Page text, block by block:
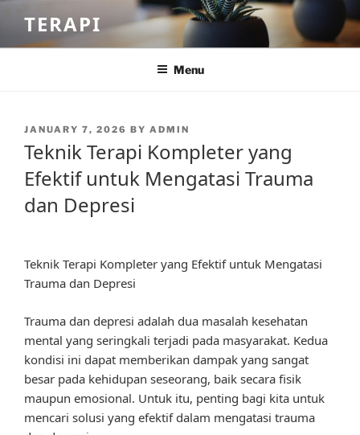
content
TERAPI
Menu
POSTED
JANUARY 7, 2026 BY ADMIN
Teknik Terapi Kompleter yang
Efektif untuk Mengatasi Trauma
dan Depresi
Teknik Terapi Kompleter yang Efektif untuk Mengatasi
Trauma dan Depresi
Trauma dan depresi adalah dua masalah kesehatan
mental yang seringkali terjadi pada masyarakat. Kedua
kondisi ini dapat memberikan dampak yang sangat
besar pada kehidupan seseorang, baik secara fisik
maupun emosional. Untuk itu, penting bagi kita untuk
mencari solusi yang efektif dalam mengatasi trauma